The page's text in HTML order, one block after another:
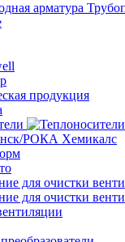
продукция
РОКА Хемикалс